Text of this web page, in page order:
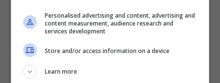
Personalised advertising and content, advertising and
content measurement, audience research and
services development
Store and/or access information on a device
Learn more